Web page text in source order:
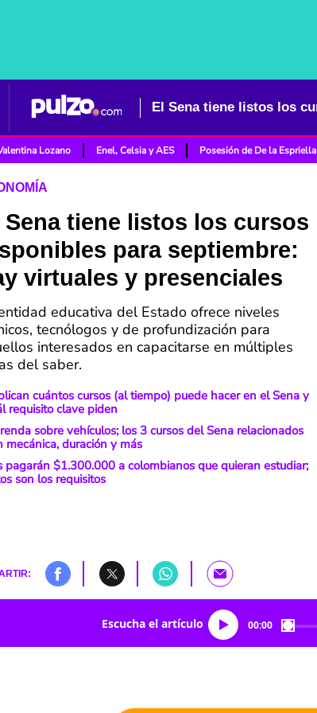
Lozano Enel, Celsia y AES Posesión de De la Espriella
Sena tiene listos los cursos
para septiembre:
virtuales y presenciales
educativa del Estado ofrece niveles
tecnólogos y de profundización para
interesados en capacitarse en múltiples
del saber.
cuántos cursos (al tiempo) puede hacer en el Sena y
requisito clave piden
sobre vehículos; los 3 cursos del Sena relacionados
mecánica, duración y más
pagarán $1.300.000 a colombianos que quieran estudiar;
son los requisitos
Escucha el artículo 00:00